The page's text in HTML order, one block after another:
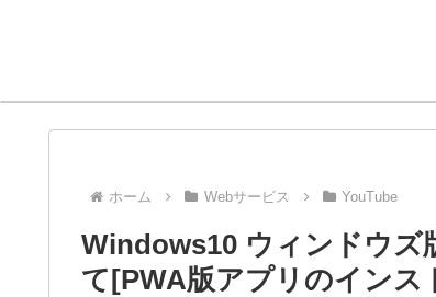
ホーム Webサービス YouTube
Windows10 ウィンドウズ
て[PWA版アプリのインス